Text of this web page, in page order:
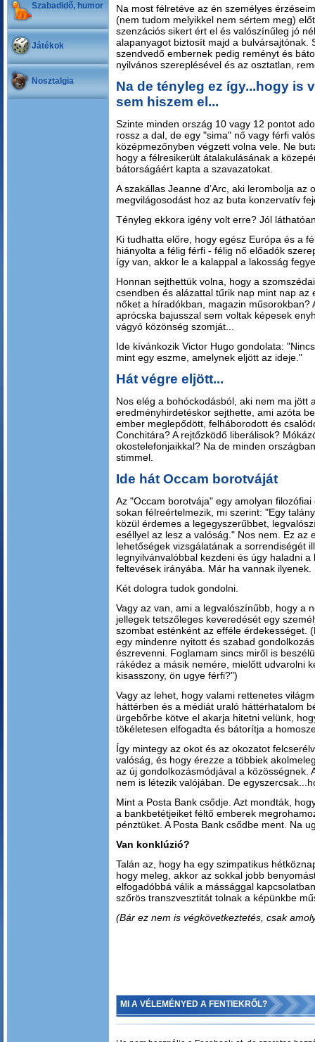
Szabadidő, humor
Játékok
Nosztalgia
Na most félretéve az én személyes
(nem tudom melyikkel nem sértem meg)
szenzációs sikert ért el és valószínűleg jó
alapanyagot biztosít majd a bulvársajtónak.
szendvedő embernek pedig reményt és
nyilvános szereplésével és az osztatlan,
Na de tényleg ez így...hogy is
sem hiszem el...
Szinte minden ország 10 vagy 12 pontot
rossz a dal, de egy "sima" nő vagy férfi
középmezőnyben végzett volna vele. Ne
hogy a félresikerült átalakulásának a
bátorságáért kapta a szavazatokat.
A szakállas Jeanne d’Arc, aki lerombolja az
megvilágosodást hoz az buta konzervatív
Tényleg ekkora igény volt erre? Jól
Ki tudhatta előre, hogy egész Európa és a
hiányolta a félig férfi - félig nő előadók
így van, akkor le a kalappal a lakosság
Honnan sejthettük volna, hogy a
csendben és alázattal tűrik nap mint nap az
nőket a híradókban, magazin műsorokban?
aprócska bajusszal sem voltak képesek
vágyó közönség szomját...
Ide kívánkozik Victor Hugo gondolata:
mint egy eszme, amelynek eljött az ideje."
Hát végre eljött...
Nos elég a bohóckodásból, aki nem ma jött
eredményhirdetéskor sejthette, ami azóta
ember meglepődött, felháborodott és
Conchitára? A rejtőzködő liberálisok?
okostelefonjaikkal? Na de minden
stimmel.
Ide hát Occam borotváját
Az "Occam borotvája" egy amolyan
sokan félreértelmezik, mi szerint: "Egy
közül érdemes a legegyszerűbbet,
eséllyel az lesz a valóság." Nos nem. Ez az
lehetőségek vizsgálatának a sorrendiségét
legnyilvánvalóbbal kezdeni és úgy haladni
feltevések irányába. Már ha vannak ilyenek.
Két dologra tudok gondolni.
Vagy az van, ami a legvalószínűbb, hogy a
jellegek tetszőleges keveredését egy
szombat esténként az efféle érdekességet.
egy mindenre nyitott és szabad
észrevenni. Foglamam sincs miről is
rákédez a másik nemére, mielőtt udvarolni
kisasszony, ön ugye férfi?")
Vagy az lehet, hogy valami rettenetes
háttérben és a médiát uraló háttérhatalom
ürgebőrbe kötve el akarja hitetni velünk,
tökéletesen elfogadta és bátorítja a
Így mintegy az okot és az okozatot
valóság, és hogy érezze a többiek
az új gondolkozásmódjával a közösségnek.
nem is létezik valójában. De
Mint a Posta Bank csődje. Azt mondták,
a bankbetétjeiket féltő emberek
pénztüket. A Posta Bank csődbe ment. Na
Van konklúzió?
Talán az, hogy ha egy szimpatikus
hogy meleg, akkor az sokkal jobb
elfogadóbbá válik a mássággal
szőrös transzvesztitát tolnak a képünkbe
(Bár ez nem is végkövetkeztetés, csak
MI A VÉLEMÉNYED A FENTIEKRŐL?